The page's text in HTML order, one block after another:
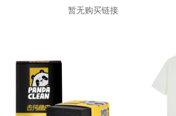
暂无购买链接